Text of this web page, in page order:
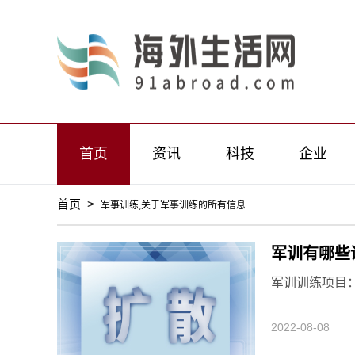
首页 资讯 科技 企业
首页 > 军事训练,关于军事训练的所有信息
军训有哪
军训训练项目
2022-08-08